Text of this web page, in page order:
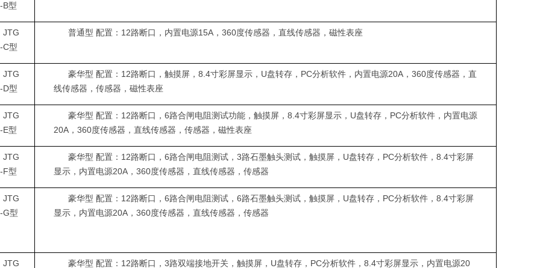
B型
JTG
C型
普通型 配置：12路断口，内置电源15A，360度传感器，直线传感器，磁性表座
JTG
D型
豪华型 配置：12路断口，触摸屏，8.4寸彩屏显示，U盘转存，PC分析软件，内置电源20A，360度传感器，直
线传感器， 传感器，磁性表座
JTG
E型
豪华型 配置：12路断口，6路合闸电阻测试功能，触摸屏，8.4寸彩屏显示，U盘转存，PC分析软件，内置电源
20A，360度传感器，直线传感器， 传感器，磁性表座
JTG
F型
豪华型 配置：12路断口，6路合闸电阻测试，3路石墨触头测试，触摸屏，U盘转存，PC分析软件，8.4寸彩屏
显示，内置电源20A，360度传感器，直线传感器， 传感器
JTG
G型
豪华型 配置：12路断口，6路合闸电阻测试，6路石墨触头测试，触摸屏，U盘转存，PC分析软件，8.4寸彩屏
显示，内置电源20A，360度传感器，直线传感器， 传感器
JTG 豪华型 配置：12路断口，3路双端接地开关，触摸屏，U盘转存，PC分析软件，8.4寸彩屏显示，内置电源20